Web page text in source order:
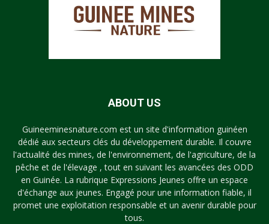
ABOUT US
Guineeminesnature.com est un site d'information guinéen
dédié aux secteurs clés du développement durable. Il couvre
l'actualité des mines, de l'environnement, de l'agriculture, de la
pêche et de l'élevage , tout en suivant les avancées des ODD
en Guinée. La rubrique Expressions Jeunes offre un espace
d'échange aux jeunes. Engagé pour une information fiable, il
promet une exploitation responsable et un avenir durable pour
tous.